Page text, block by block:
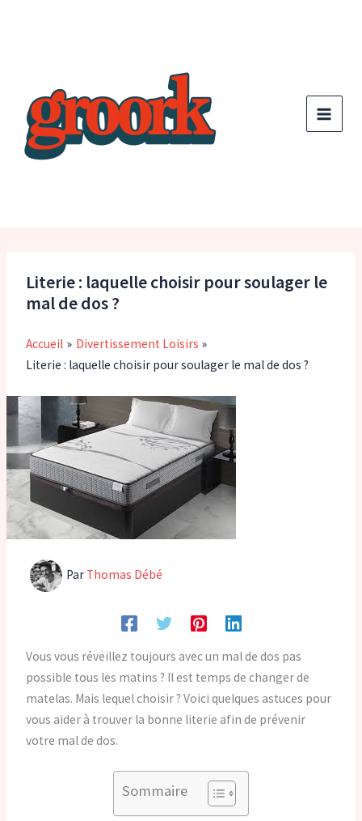
Literie : laquelle choisir pour soulager le
mal de dos ?
Accueil
Divertissement Loisirs
Literie : laquelle choisir pour soulager le mal de dos ?
Par Thomas Débé
Vous vous réveillez toujours avec un mal de dos pas
possible tous les matins ? Il est temps de changer de
matelas. Mais lequel choisir ? Voici quelques astuces pour
vous aider à trouver la bonne literie afin de prévenir
votre mal de dos.
Sommaire